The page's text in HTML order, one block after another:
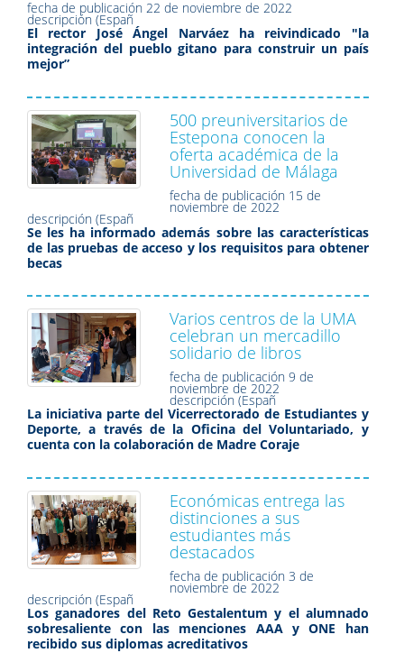
fecha de publicación 22 de noviembre de 2022
descripción (Españ
El rector José Ángel Narváez ha reivindicado "la
integración del pueblo gitano para construir un país
mejor”
500 preuniversitarios de
Estepona conocen la
oferta académica de la
Universidad de Málaga
fecha de publicación 15 de
noviembre de 2022
descripción (Españ
Se les ha informado además sobre las características
de las pruebas de acceso y los requisitos para obtener
becas
Varios centros de la UMA
celebran un mercadillo
solidario de libros
fecha de publicación 9 de
noviembre de 2022
descripción (Españ
La iniciativa parte del Vicerrectorado de Estudiantes y
Deporte, a través de la Oficina del Voluntariado, y
cuenta con la colaboración de Madre Coraje
Económicas entrega las
distinciones a sus
estudiantes más
destacados
fecha de publicación 3 de
noviembre de 2022
descripción (Españ
Los ganadores del Reto Gestalentum y el alumnado
sobresaliente con las menciones AAA y ONE han
recibido sus diplomas acreditativos